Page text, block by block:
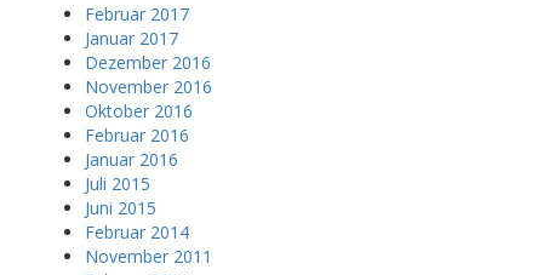
Februar 2017
Januar 2017
Dezember 2016
November 2016
Oktober 2016
Februar 2016
Januar 2016
Juli 2015
Juni 2015
Februar 2014
November 2011